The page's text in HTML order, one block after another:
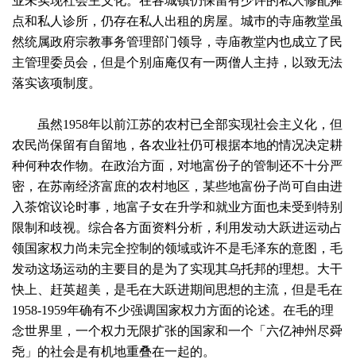
点和私人诊所，仍存在私人出租的房屋。城巿的寺庙教堂虽
然统属政府宗教事务管理部门领导，寺庙教堂内也成立了民
主管理委员会，但是个别庙庵仅有一两僧人主持，以致无法
落实该项制度。
虽然1958年以前江苏的农村已全部实现社会主义化，但
农民尚保留有自留地，各农业社仍可根据本地的情况决定耕
种何种农作物。在政治方面，对地富份子的管制还不十分严
密，在苏南经济富庶的农村地区，某些地富份子尚可自由进
入茶馆议论时事，地富子女在升学和就业方面也未受到特别
限制和歧视。综合各方面资料分析，利用发动大跃进运动占
领国家权力尚未完全控制的领域或许不是毛泽东的意图，毛
发动这场运动的主要目的是为了实现其乌托邦的理想。大干
快上、赶英超美，是毛在大跃进期间思想的主流，但是毛在
1958-1959年确有不少强调国家权力方面的论述。在毛的理
念世界里，一个权力无限扩张的国家和一个「六亿神州尽舜
尧」的社会是有机地重叠在一起的。